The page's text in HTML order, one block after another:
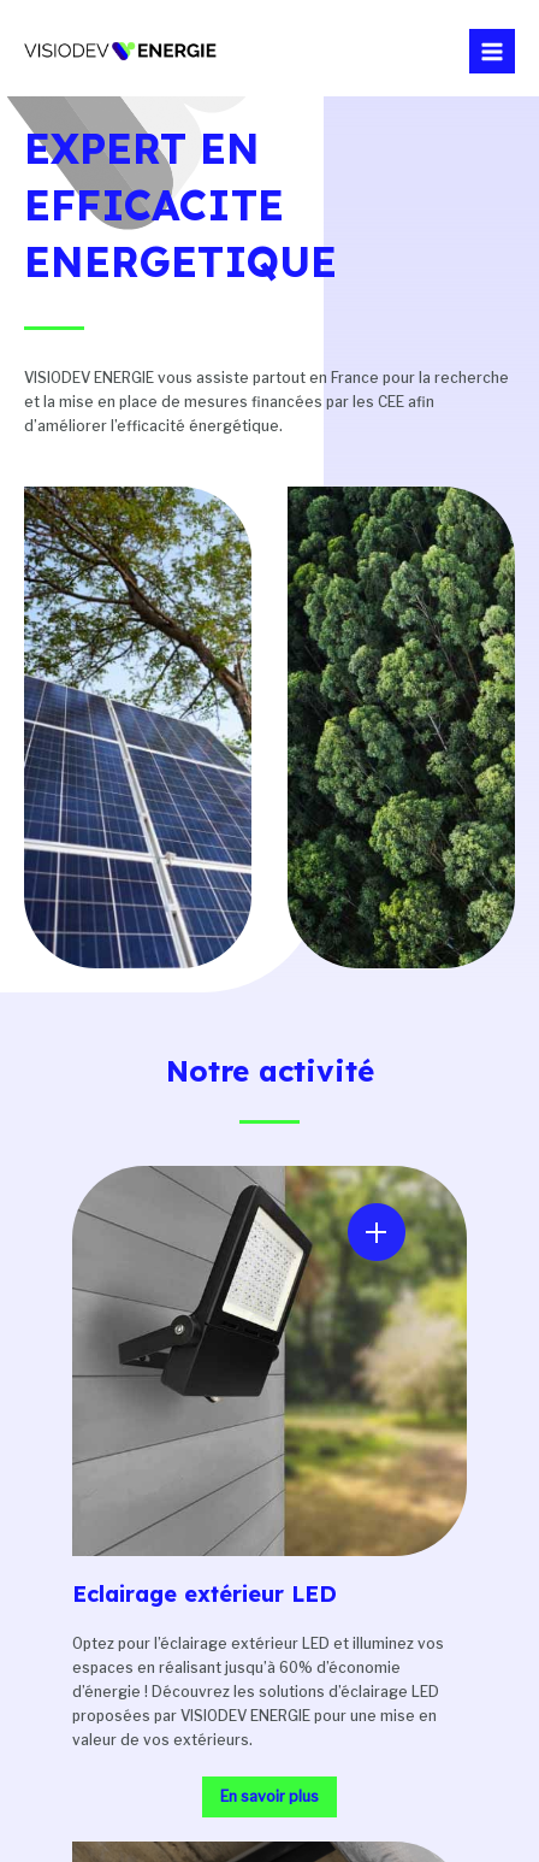
contenu
EXPERT EN
EFFICACITE
ENERGETIQUE
VISIODEV ENERGIE vous assiste partout en France pour la recherche
et la mise en place de mesures financées par les CEE afin
d’améliorer l’efficacité énergétique.
Notre activité
Eclairage extérieur LED
Optez pour l’éclairage extérieur LED et illuminez vos
espaces en réalisant jusqu’à 60% d’économie
d’énergie ! Découvrez les solutions d’éclairage LED
proposées par VISIODEV ENERGIE pour une mise en
valeur de vos extérieurs.
En savoir plus